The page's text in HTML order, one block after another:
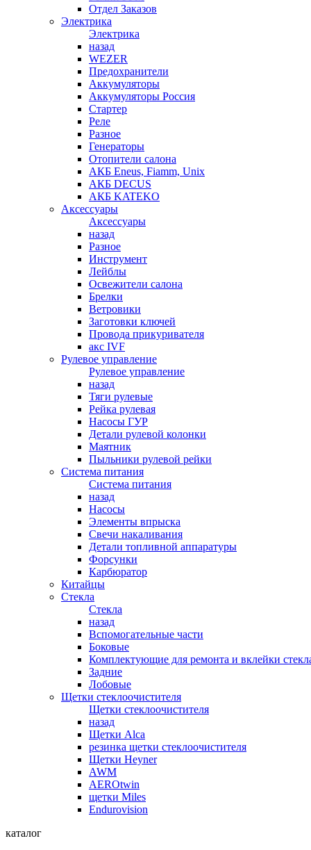
Отдел Заказов
Электрика
Электрика
назад
WEZER
Предохранители
Аккумуляторы
Аккумуляторы Россия
Стартер
Реле
Разное
Генераторы
Отопители салона
АКБ Eneus, Fiamm, Unix
АКБ DECUS
АКБ KATEKO
Аксессуары
Аксессуары
назад
Разное
Инструмент
Лейблы
Освежители салона
Брелки
Ветровики
Заготовки ключей
Провода прикуривателя
акс IVF
Рулевое управление
Рулевое управление
назад
Тяги рулевые
Рейка рулевая
Насосы ГУР
Детали рулевой колонки
Маятник
Пыльники рулевой рейки
Система питания
Система питания
назад
Насосы
Элементы впрыска
Свечи накаливания
Детали топливной аппаратуры
Форсунки
Карбюратор
Китайцы
Стекла
Стекла
назад
Вспомогательные части
Боковые
Комплектующие для ремонта и вклейки
Задние
Лобовые
Щетки стеклоочистителя
Щетки стеклоочистителя
назад
Щетки Alca
резинка щетки стеклоочистителя
Щетки Heyner
AWM
AEROtwin
щетки Miles
Endurovision
каталог